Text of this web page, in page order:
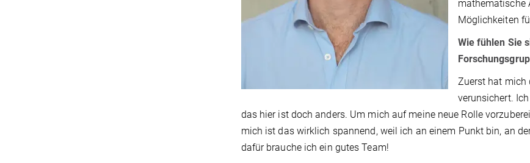
mathematische
Möglichkeiten
Wie fühlen Sie
Zuerst hat mich
verunsichert.
das hier ist doch anders. Um mich auf meine neue Rolle
mich ist das wirklich spannend, weil ich an einem Punkt bin, an
dafür brauche ich ein gutes Team!